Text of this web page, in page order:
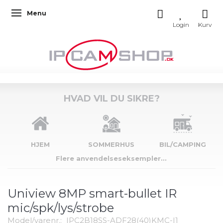
Skifte navigation
Menu
HVAD VIL DU SIKRE?
HJEM SOMMERHUS
BIL/CAMPING
Flere anvendelseseksempler...
Uniview 8MP smart-bullet IR
mic/spk/lys/strobe
Model/varenr.: IPC2B18SS-ADF28(40)KMC-I1